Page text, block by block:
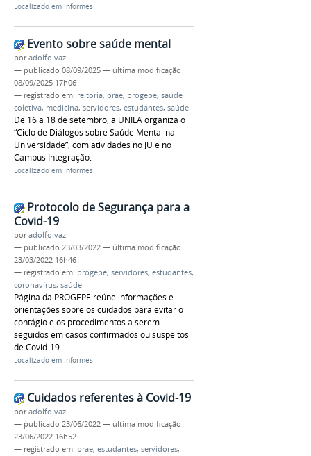
Localizado em Informes
Evento sobre saúde mental
poradolfo.vaz
— publicado 08/09/2025 — última modificação
08/09/2025 17h06
— registrado em: reitoria, prae, progepe, saúde
coletiva, medicina, servidores, estudantes, saúde
De 16 a 18 de setembro, a UNILA organiza o
“Ciclo de Diálogos sobre Saúde Mental na
Universidade”, com atividades no JU e no
Campus Integração.
Localizado em Informes
Protocolo de Segurança para a
Covid-19
poradolfo.vaz
— publicado 23/03/2022 — última modificação
23/03/2022 16h46
— registrado em: progepe, servidores, estudantes,
coronavírus, saúde
Página da PROGEPE reúne informações e
orientações sobre os cuidados para evitar o
contágio e os procedimentos a serem
seguidos em casos confirmados ou suspeitos
de Covid-19.
Localizado em Informes
Cuidados referentes à Covid-19
poradolfo.vaz
— publicado 23/06/2022 — última modificação
23/06/2022 16h52
— registrado em: prae, estudantes, servidores,